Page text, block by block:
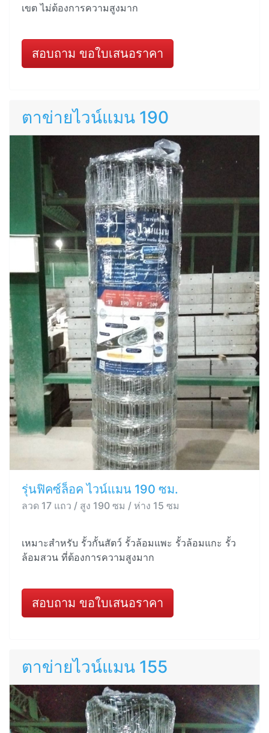
เขต ไม่ต้องการความสูงมาก
สอบถาม ขอใบเสนอราคา
ตาข่ายไวน์แมน 190
รุ่นฟิคซ์ล็อค ไวน์แมน 190 ซม.
ลวด 17 แถว / สูง 190 ซม / ห่าง 15 ซม
เหมาะสำหรับ รั้วกั้นสัตว์ รั้วล้อมแพะ รั้วล้อมแกะ รั้ว
ล้อมสวน ที่ต้องการความสูงมาก
สอบถาม ขอใบเสนอราคา
ตาข่ายไวน์แมน 155